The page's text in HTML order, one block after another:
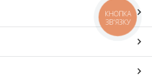
КНОПКА
ЗВ'ЯЗКУ